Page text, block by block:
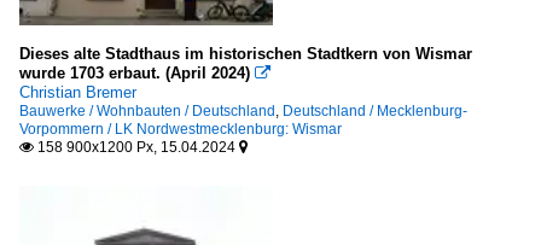
Dieses alte Stadthaus im historischen Stadtkern von Wismar
wurde 1703 erbaut. (April 2024) 
Christian Bremer
Bauwerke / Wohnbauten / Deutschland , Deutschland / Mecklenburg-
Vorpommern / LK Nordwestmecklenburg: Wismar
 158 900x1200 Px, 15.04.2024 